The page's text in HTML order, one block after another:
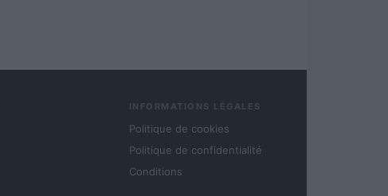
INFORMATIONS LÉGALES
Politique de cookies
Politique de confidentialité
Conditions